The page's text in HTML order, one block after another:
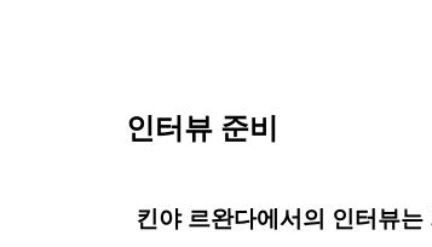
인터뷰 준비
킨야 르완다에서의 인터뷰